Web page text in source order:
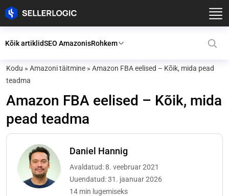
Kõik artiklidSEO AmazonisRohkem
Kodu » Amazoni täitmine » Amazon FBA eelised – Kõik, mida pead
teadma
Amazon FBA eelised – Kõik, mida
pead teadma
Daniel Hannig
Avaldatud: 8. veebruar 2021
Uuendatud: 31. jaanuar 2026
14 min lugemiseks